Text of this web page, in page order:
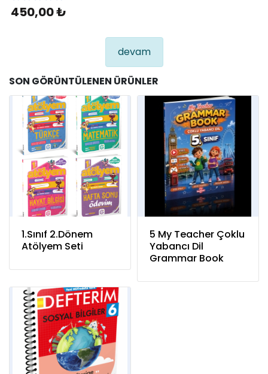
450,00 ₺
devam
SON GÖRÜNTÜLENEN ÜRÜNLER
1.Sınıf 2.Dönem
Atölyem Seti
5 My Teacher Çoklu
Yabancı Dil
Grammar Book